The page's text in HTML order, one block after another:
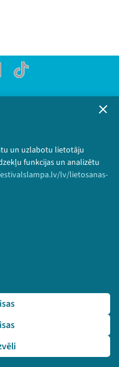
un uzlabotu lietotāju
funkcijas un analizētu
lv/lietosanas-
TikTok
politika
Visas tiesības
lv/dalibnieki/7155